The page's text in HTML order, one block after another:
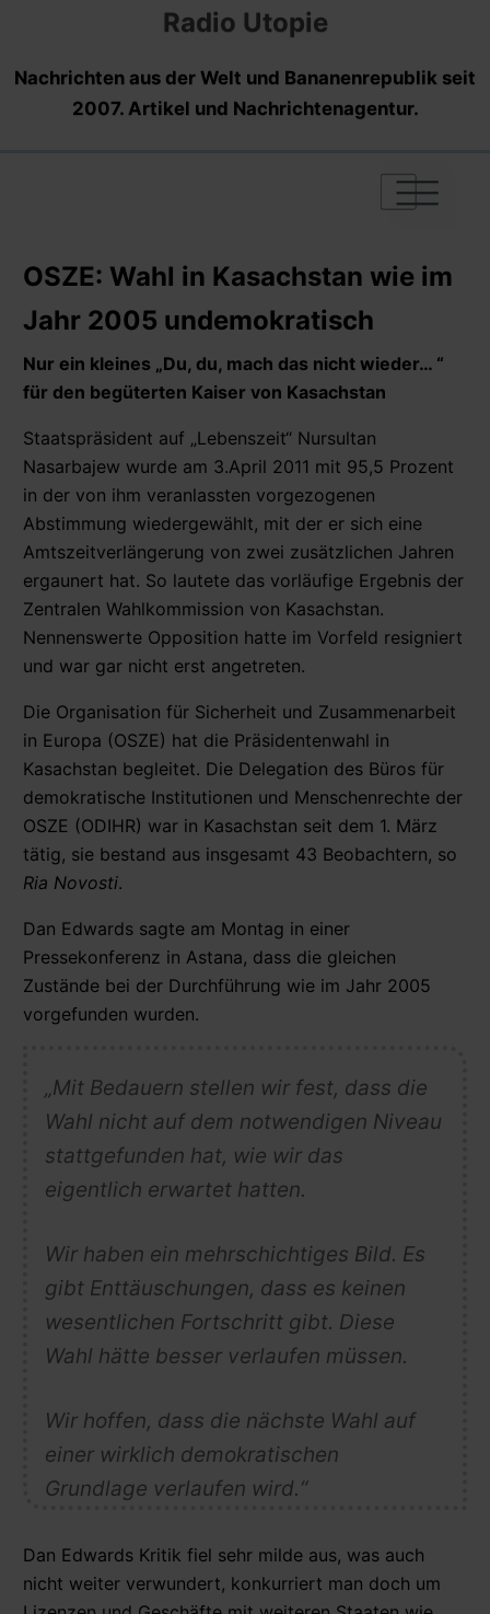
Radio Utopie
Nachrichten aus der Welt und Bananenrepublik seit
2007. Artikel und Nachrichtenagentur.
|
|
|
OSZE: Wahl in Kasachstan wie im
Jahr 2005 undemokratisch
Nur ein kleines „Du, du, mach das nicht wieder… “
für den begüterten Kaiser von Kasachstan
Staatspräsident auf „Lebenszeit“ Nursultan
Nasarbajew wurde am 3.April 2011 mit 95,5 Prozent
in der von ihm veranlassten vorgezogenen
Abstimmung wiedergewählt, mit der er sich eine
Amtszeitverlängerung von zwei zusätzlichen Jahren
ergaunert hat. So lautete das vorläufige Ergebnis der
Zentralen Wahlkommission von Kasachstan.
Nennenswerte Opposition hatte im Vorfeld resigniert
und war gar nicht erst angetreten.
Die Organisation für Sicherheit und Zusammenarbeit
in Europa (OSZE) hat die Präsidentenwahl in
Kasachstan begleitet. Die Delegation des Büros für
demokratische Institutionen und Menschenrechte der
OSZE (ODIHR) war in Kasachstan seit dem 1. März
tätig, sie bestand aus insgesamt 43 Beobachtern, so
Ria Novosti.
Dan Edwards sagte am Montag in einer
Pressekonferenz in Astana, dass die gleichen
Zustände bei der Durchführung wie im Jahr 2005
vorgefunden wurden.
„Mit Bedauern stellen wir fest, dass die
Wahl nicht auf dem notwendigen Niveau
stattgefunden hat, wie wir das
eigentlich erwartet hatten.
Wir haben ein mehrschichtiges Bild. Es
gibt Enttäuschungen, dass es keinen
wesentlichen Fortschritt gibt. Diese
Wahl hätte besser verlaufen müssen.
Wir hoffen, dass die nächste Wahl auf
einer wirklich demokratischen
Grundlage verlaufen wird.“
Dan Edwards Kritik fiel sehr milde aus, was auch
nicht weiter verwundert, konkurriert man doch um